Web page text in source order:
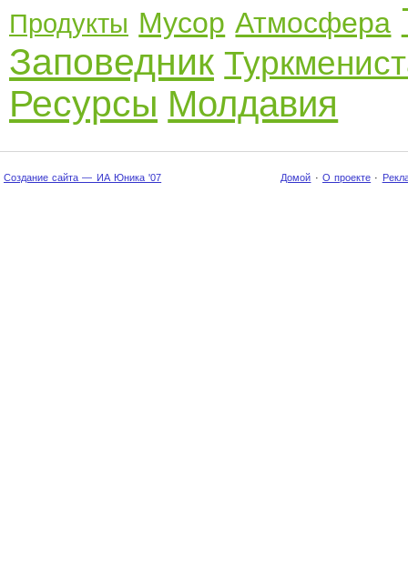
Продукты Мусор Атмосфера
Заповедник
Ресурсы Молдавия
Создание сайта — ИА Юника '07 Домой · О проекте ·